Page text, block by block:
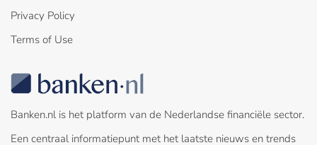
Privacy Policy
Terms of Use
Banken.nl is het platform van de Nederlandse financiële sector.
Een centraal informatiepunt met het laatste nieuws en trends